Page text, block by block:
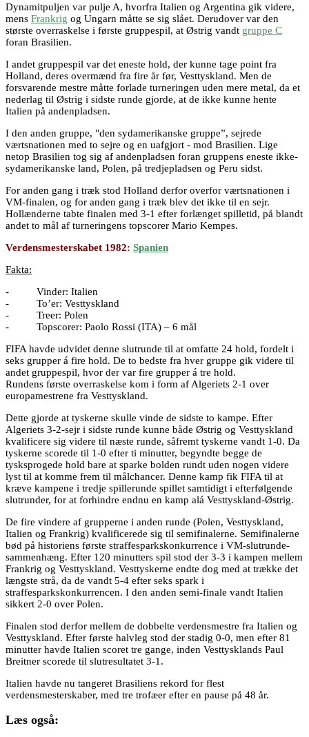
Dynamitpuljen var pulje A, hvorfra Italien og Argentina gik videre,
mens Frankrig og Ungarn måtte se sig slået. Derudover var den
største overraskelse i første gruppespil, at Østrig vandt gruppe C
foran Brasilien.
I andet gruppespil var det eneste hold, der kunne tage point fra
Holland, deres overmænd fra fire år før, Vesttyskland. Men de
forsvarende mestre måtte forlade turneringen uden mere metal, da et
nederlag til Østrig i sidste runde gjorde, at de ikke kunne hente
Italien på andenpladsen.
I den anden gruppe, "den sydamerikanske gruppe”, sejrede
værtsnationen med to sejre og en uafgjort - mod Brasilien. Lige
netop Brasilien tog sig af andenpladsen foran gruppens eneste ikke-
sydamerikanske land, Polen, på tredjepladsen og Peru sidst.
For anden gang i træk stod Holland derfor overfor værtsnationen i
VM-finalen, og for anden gang i træk blev det ikke til en sejr.
Hollænderne tabte finalen med 3-1 efter forlænget spilletid, på blandt
andet to mål af turneringens topscorer Mario Kempes.
Verdensmesterskabet 1982: Spanien
Fakta:
- Vinder: Italien
- To’er: Vesttyskland
- Treer: Polen
- Topscorer: Paolo Rossi (ITA) – 6 mål
FIFA havde udvidet denne slutrunde til at omfatte 24 hold, fordelt i
seks grupper á fire hold. De to bedste fra hver gruppe gik videre til
andet gruppespil, hvor der var fire grupper á tre hold.
Rundens første overraskelse kom i form af Algeriets 2-1 over
europamestrene fra Vesttyskland.
Dette gjorde at tyskerne skulle vinde de sidste to kampe. Efter
Algeriets 3-2-sejr i sidste runde kunne både Østrig og Vesttyskland
kvalificere sig videre til næste runde, såfremt tyskerne vandt 1-0. Da
tyskerne scorede til 1-0 efter ti minutter, begyndte begge de
tysksprogede hold bare at sparke bolden rundt uden nogen videre
lyst til at komme frem til målchancer. Denne kamp fik FIFA til at
kræve kampene i tredje spillerunde spillet samtidigt i efterfølgende
slutrunder, for at forhindre endnu en kamp alá Vesttyskland-Østrig.
De fire vindere af grupperne i anden runde (Polen, Vesttyskland,
Italien og Frankrig) kvalificerede sig til semifinalerne. Semifinalerne
bød på historiens første straffesparkskonkurrence i VM-slutrunde-
sammenhæng. Efter 120 minutters spil stod der 3-3 i kampen mellem
Frankrig og Vesttyskland. Vesttyskerne endte dog med at trække det
længste strå, da de vandt 5-4 efter seks spark i
straffesparkskonkurrencen. I den anden semi-finale vandt Italien
sikkert 2-0 over Polen.
Finalen stod derfor mellem de dobbelte verdensmestre fra Italien og
Vesttyskland. Efter første halvleg stod der stadig 0-0, men efter 81
minutter havde Italien scoret tre gange, inden Vesttysklands Paul
Breitner scorede til slutresultatet 3-1.
Italien havde nu tangeret Brasiliens rekord for flest
verdensmesterskaber, med tre trofæer efter en pause på 48 år.
Læs også: